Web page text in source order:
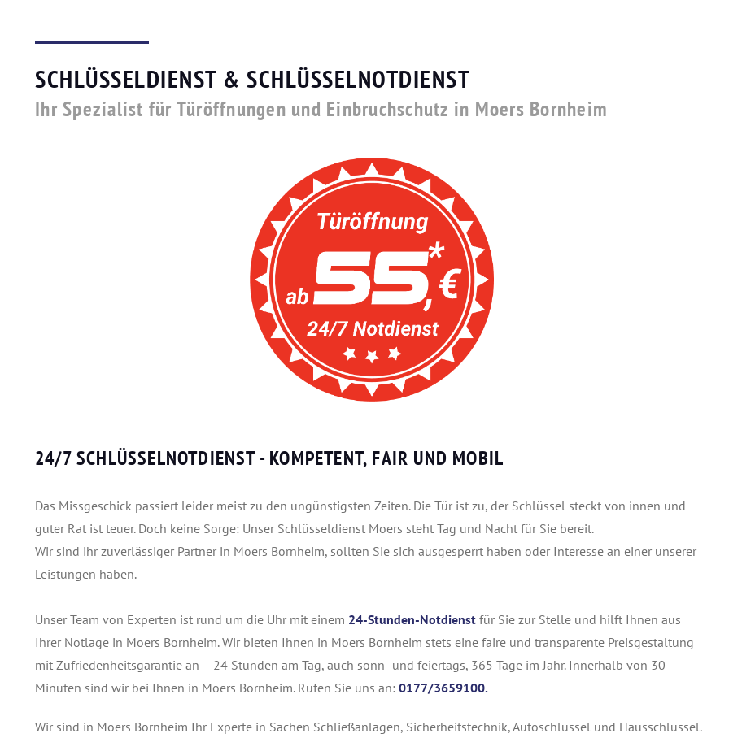
SCHLÜSSELDIENST & SCHLÜSSELNOTDIENST
Ihr Spezialist für Türöffnungen und Einbruchschutz in Moers Bornheim
24/7 SCHLÜSSELNOTDIENST- KOMPETENT, FAIR UND MOBIL
Das Missgeschick passiert leider meist zu den ungünstigsten Zeiten. Die Tür ist zu, der Schlüssel steckt von innen und
guter Rat ist teuer. Doch keine Sorge: Unser Schlüsseldienst Moers steht Tag und Nacht für Sie bereit.
Wir sind ihr zuverlässiger Partner in Moers Bornheim, sollten Sie sich ausgesperrt haben oder Interesse an einer unserer
Leistungen haben.
Unser Team von Experten ist rund um die Uhr mit einem 24-Stunden-Notdienst für Sie zur Stelle und hilft Ihnen aus
Ihrer Notlage in Moers Bornheim. Wir bieten Ihnen in Moers Bornheim stets eine faire und transparente Preisgestaltung
mit Zufriedenheitsgarantie an – 24 Stunden am Tag, auch sonn- und feiertags, 365 Tage im Jahr. Innerhalb von 30
Minuten sind wir bei Ihnen in Moers Bornheim. Rufen Sie uns an: 0177/3659100.
Wir sind in Moers Bornheim Ihr Experte in Sachen Schließanlagen, Sicherheitstechnik, Autoschlüssel und Hausschlüssel.